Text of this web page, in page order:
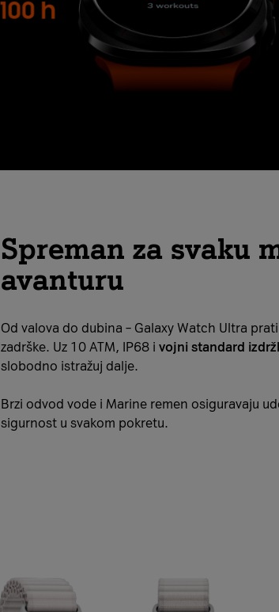
Spreman za svaku
avanturu
Od valova do dubina – Galaxy Watch Ultra
zadrške. Uz 10 ATM, IP68 i vojni standard
slobodno istražuj dalje.
Brzi odvod vode i Marine remen osiguravaju
sigurnost u svakom pokretu.